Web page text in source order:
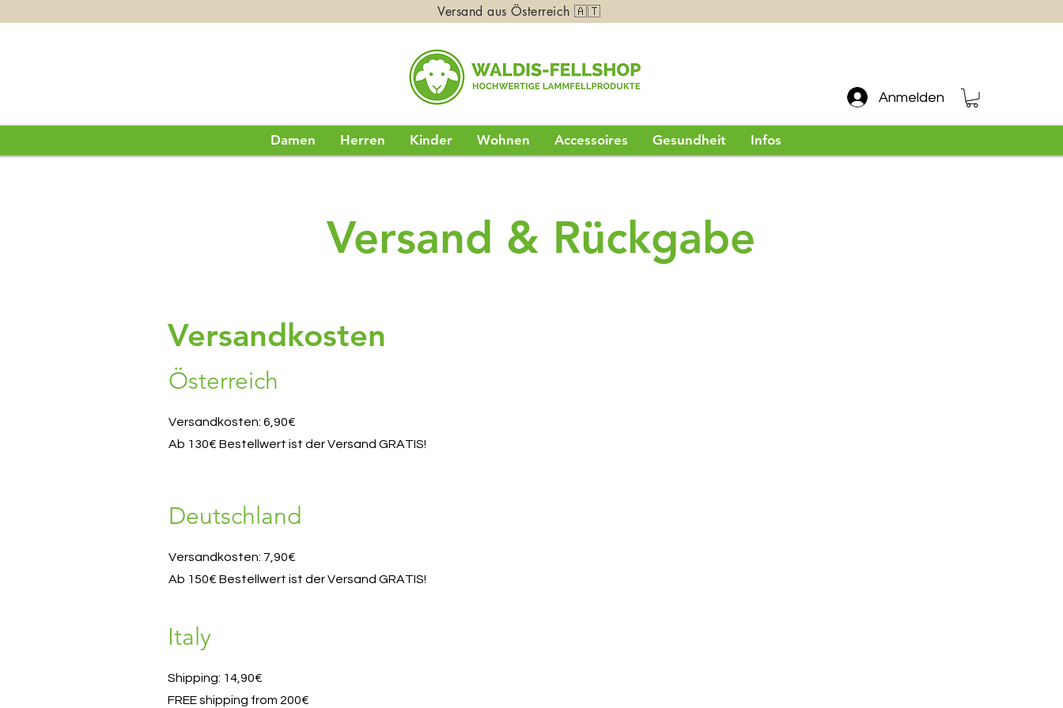
Versand aus Österreich 🇦🇹
Anmelden
Damen Herren Kinder Wohnen Accessoires Gesundheit Infos
Versand & Rückgabe
Versandkosten
Österreich
Versandkosten: 6,90€
Ab 130€ Bestellwert ist der Versand GRATIS!
Deutschland
Versandkosten: 7,90€
Ab 150€ Bestellwert ist der Versand GRATIS!
Italy
Shipping: 14,90€
FREE shipping from 200€